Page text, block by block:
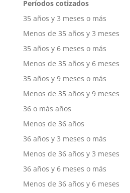
Períodos cotizados
35 años y 3 meses o más
Menos de 35 años y 3 meses
35 años y 6 meses o más
Menos de 35 años y 6 meses
35 años y 9 meses o más
Menos de 35 años y 9 meses
36 o más años
Menos de 36 años
36 años y 3 meses o más
Menos de 36 años y 3 meses
36 años y 6 meses o más
Menos de 36 años y 6 meses